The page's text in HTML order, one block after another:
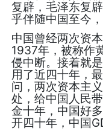
复辟，毛泽东复
乎伴随中国至今
中国曾经两次资
1937年，被称作
侵中断。接着就
用了近四十年，
问，两次资本主
处，给中国人民
金十年，中国好
开四十年，中国